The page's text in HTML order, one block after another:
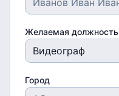
Желаемая должность
Город